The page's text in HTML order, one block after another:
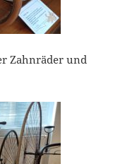
Zahnräder und